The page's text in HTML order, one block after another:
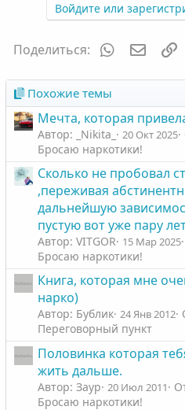
Войдите или
Поделиться: WhatsApp
Похожие темы
Мечта, которая
Автор: _Nikita_ 20 Окт 2025
Бросаю наркотики!
Сколько не пробовал
,переживая
дальнейшую
пустую вот уже пару
Автор: VITGOR 15 Мар 2025
Бросаю наркотики!
Книга, которая мне
нарко)
Автор: Бублик 24 Янв 2012
Переговорный пункт
Половинка которая
жить дальше.
Автор: Заур 20 Июл 2011
Бросаю наркотики!